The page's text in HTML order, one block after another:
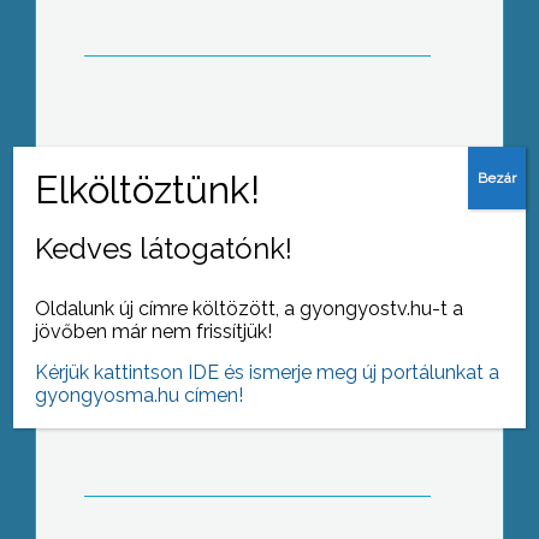
Május utolsó vasárnapján az egész Fő
teret a gyerekek vették birtokba
Kedves látogatónk!
Oldalunk új címre költözött, a gyongyostv.hu-t a
jövőben már nem frissítjük!
Kérjük kattintson IDE és ismerje meg új portálunkat a
gyongyosma.hu címen!